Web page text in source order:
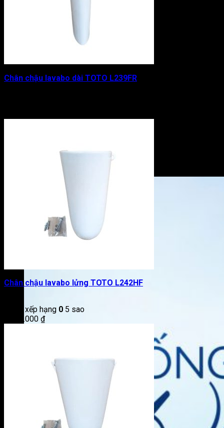
Chân chậu lavabo dài TOTO L239FR
Chân chậu lavabo lửng TOTO L242HF
Được xếp hạng 0 5 sao
1.080.000 ₫